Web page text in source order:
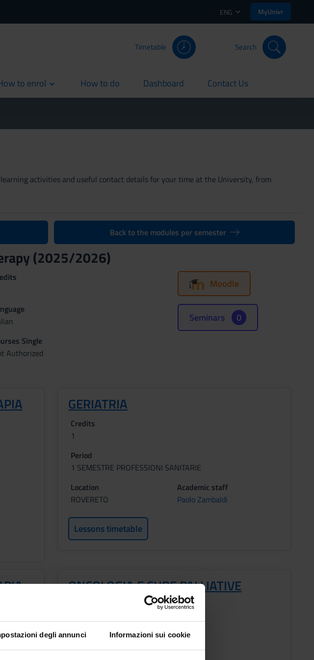
degli annunci Informazioni sui cookie
ENG MyUnivr
Timetable Search
to enrol How to do
current Dashboard
current Contact Us
current
activities and useful contact details for your time at the University, from
Back to the modules per semester
(2025/2026)
Single
Authorized
Moodle
Seminars 0
GERIATRIA
Credits
1
Period
1 SEMESTRE PROFESSIONI SANITARIE
Location
ROVERETO
Academic staff
Paolo Zambaldi
Lessons timetable
ONCOLOGIA E CURE PALLIATIVE
Period
1 SEMESTRE PROFESSIONI SANITARIE